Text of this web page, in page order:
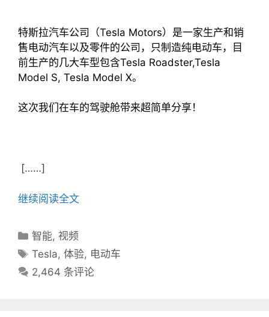
特斯拉汽车公司（Tesla Motors）是一家生产和销
售电动汽车以及零件的公司，只制造纯电动车，目
前生产的几大车型包含Tesla Roadster,Tesla
Model S, Tesla Model X。
这次我们在车的驾驶舱带来超简单分享！
[……]
继续阅读全文
分
类
录
智能, 视频
标
签
Tesla,体验, 电动车
2,464 条评论